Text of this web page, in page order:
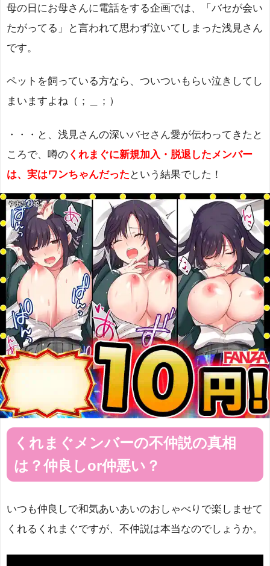
母の日にお母さんに電話をする企画では、「バセが会い
たがってる」と言われて思わず泣いてしまった浅見さん
です。
ペットを飼っている方なら、ついついもらい泣きしてし
まいますよね（；＿；）
・・・と、浅見さんの深いバセさん愛が伝わってきたと
ころで、噂の くれまぐに新規加入・脱退したメンバー
は、実はワンちゃんだった という結果でした！
くれまぐメンバーの不仲説の真相
は？仲良しor仲悪い？
いつも仲良しで和気あいあいのおしゃべりで楽しませて
くれるくれまぐですが、不仲説は本当なのでしょうか。